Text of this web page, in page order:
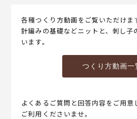
各種つくり方動画をご覧いただけま
針編みの基礎などニットと、刺し子
います。
つくり方動画一
よくあるご質問と回答内容をご用意
ご利用くださいませ。